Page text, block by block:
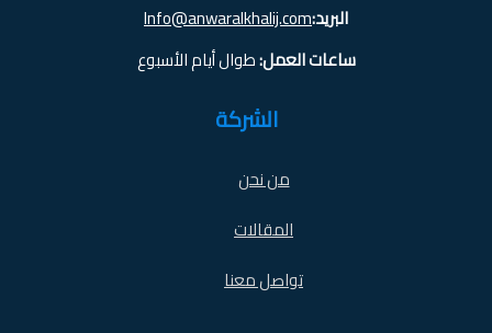
البريد:Info@anwaralkhalij.com
ساعات العمل:طوال أيام الأسبوع
الشركة
من نحن
المقالات
تواصل معنا